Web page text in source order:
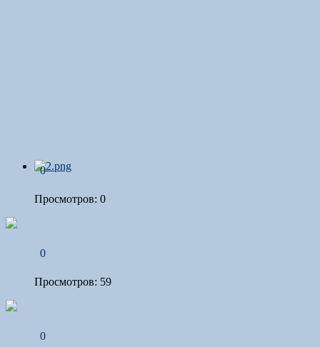
0
Просмотров: 0
0
Просмотров: 59
0